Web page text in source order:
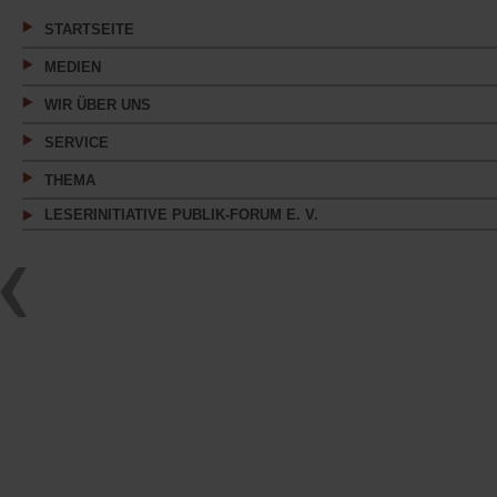
STARTSEITE
MEDIEN
WIR ÜBER UNS
SERVICE
THEMA
LESERINITIATIVE PUBLIK-FORUM E. V.